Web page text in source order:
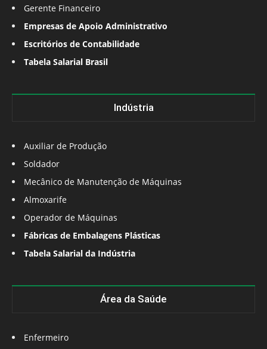
Gerente Financeiro
Empresas de Apoio Administrativo
Escritórios de Contabilidade
Tabela Salarial Brasil
Indústria
Auxiliar de Produção
Soldador
Mecânico de Manutenção de Máquinas
Almoxarife
Operador de Máquinas
Fábricas de Embalagens Plásticas
Tabela Salarial da Indústria
Área da Saúde
Enfermeiro